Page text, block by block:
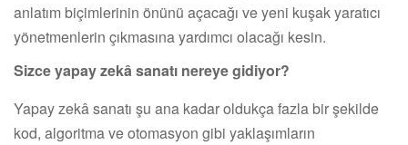
anlatım biçimlerinin önünü açacağı ve yeni kuşak yaratıcı
yönetmenlerin çıkmasına yardımcı olacağı kesin.
Sizce yapay zekâ sanatı nereye gidiyor?
Yapay zekâ sanatı şu ana kadar oldukça fazla bir şekilde
kod, algoritma ve otomasyon gibi yaklaşımların